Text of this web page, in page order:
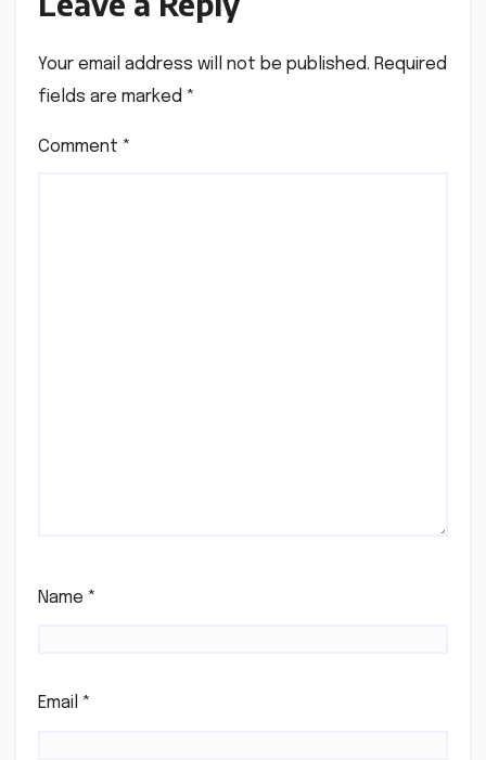
Your email address will not be published. Required
fields are marked *
Comment *
Name *
Email *